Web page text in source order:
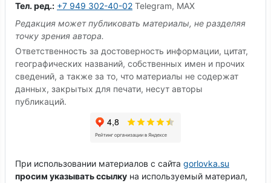
Тел. ред.: +7 949 302-40-02 Telegram, MAX
Редакция может публиковать материалы, не разделяя
точку зрения автора.
Ответственность за достоверность информации, цитат,
географических названий, собственных имен и прочих
сведений, а также за то, что материалы не содержат
данных, закрытых для печати, несут авторы
публикаций.
При использовании материалов с сайта gorlovka.su
просим указывать ссылку на используемый материал,